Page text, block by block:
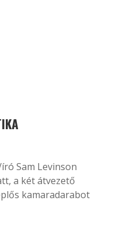
Sam Levinson
a két átvezető
kamaradarabot